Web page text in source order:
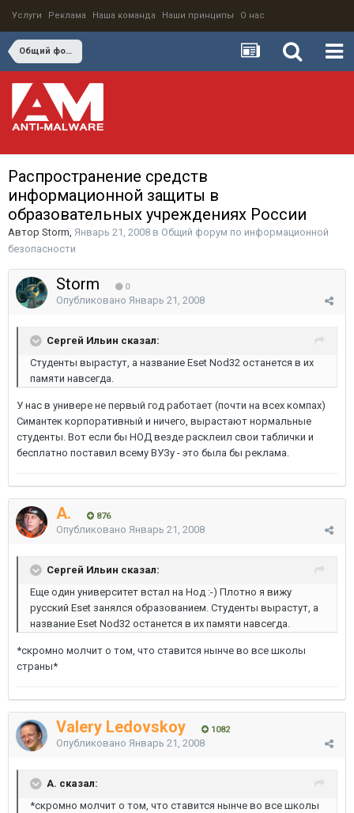
Услуги Реклама Наша команда Наши принципы О нас
Общий форум по информационной безопасности
Распространение средств
информационной защиты в
образовательных учреждениях России
Автор Storm, Январь 21, 2008 в Общий форум по информационной
безопасности
Storm 0
Опубликовано Январь 21, 2008
Сергей Ильин сказал:
Студенты вырастут, а название Eset Nod32 останется в их
памяти навсегда.
У нас в универе не первый год работает (почти на всех компах)
Симантек корпоративный и ничего, вырастают нормальные
студенты. Вот если бы НОД везде расклеил свои таблички и
бесплатно поставил всему ВУЗу - это была бы реклама.
A. 876
Опубликовано Январь 21, 2008
Сергей Ильин сказал:
Еще один университет встал на Нод :-) Плотно я вижу
русский Еset занялся образованием. Студенты вырастут, а
название Eset Nod32 останется в их памяти навсегда.
*скромно молчит о том, что ставится нынче во все школы
страны*
Valery Ledovskoy 1082
Опубликовано Январь 21, 2008
A. сказал:
*скромно молчит о том, что ставится нынче во все школы